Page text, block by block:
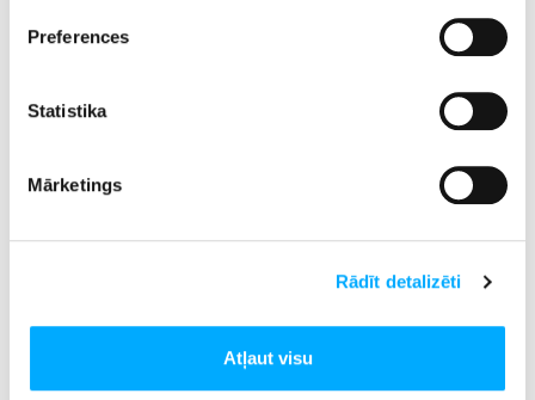
Preferences
Statistika
Mārketings
Rādīt detalizēti
Atļaut visu
Ēriks Kleptons ir angļu ģitārists, vokālists, dziesmu autors
un Crossroads dibinātājs. Ē. Kleptons ir vienīgais trīs reizes